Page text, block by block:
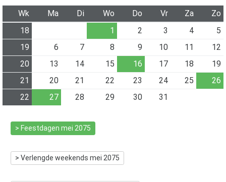
Wk Ma Di Wo Do Vr Za
Zo
18
1 2 3 4
5
19
6 7 8 9 10 11
12
20
13 14 15 16 17 18
19
21
20 21 22 23 24 25
26
22
27 28 29 30 31
> Feestdagen mei 2075
> Verlengde weekends mei 2075